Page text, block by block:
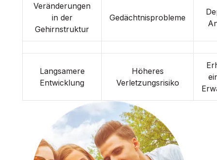
Veränderungen
in der
Gehirnstruktur
Gedächtnisprobleme
Langsamere
Entwicklung
Höheres
Verletzungsrisiko